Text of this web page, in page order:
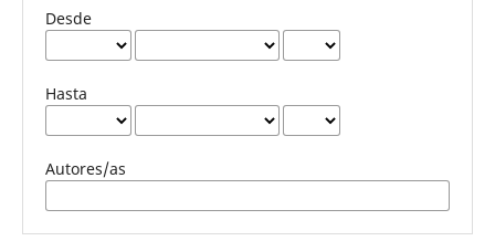
Desde
Hasta
Autores/as